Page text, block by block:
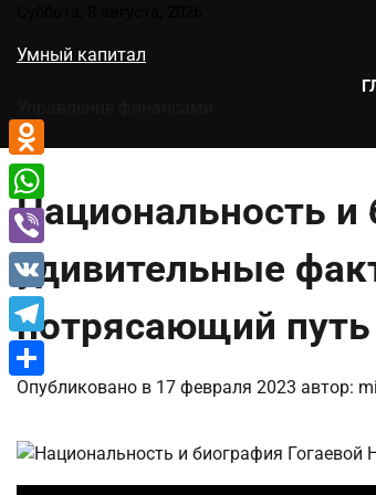
содержимому
Умный капитал
Национальность
удивительные
потрясающий путь
Опубликовано в 17 февраля 2023 автор:
Odnoklassniki
WhatsApp
Viber
VK
Telegram
Отправить